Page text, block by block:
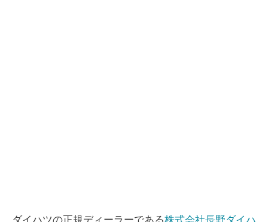
ダイハツの正規ディーラーである株式会社長野ダイハ